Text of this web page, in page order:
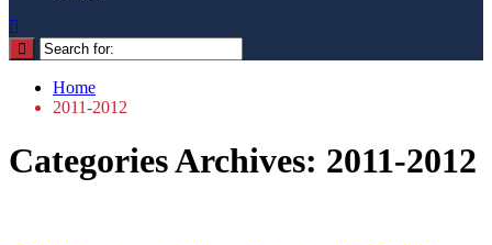
Home
2011-2012
Categories Archives: 2011-2012